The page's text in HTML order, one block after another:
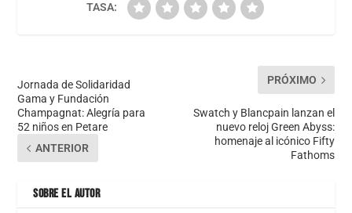
TASA:
Jornada de Solidaridad
Gama y Fundación
Champagnat: Alegría para
52 niños en Petare
ANTERIOR
PRÓXIMO
Swatch y Blancpain lanzan el
nuevo reloj Green Abyss:
homenaje al icónico Fifty
Fathoms
SOBRE EL AUTOR